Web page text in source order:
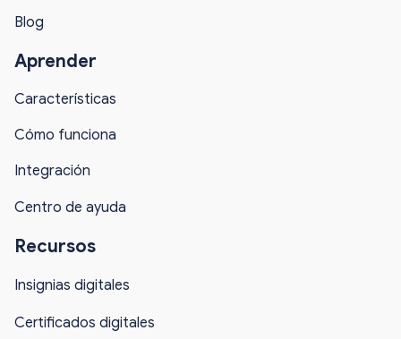
Blog
Aprender
Características
Cómo funciona
Integración
Centro de ayuda
Recursos
Insignias digitales
Certificados digitales